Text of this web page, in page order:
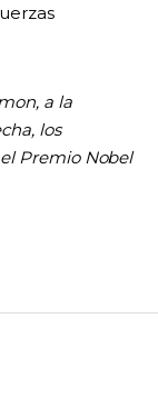
a la
los
Premio Nobel